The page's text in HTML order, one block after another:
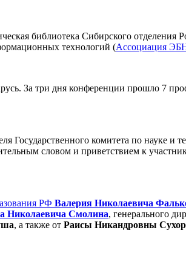
библиотека Сибирского отделения
технологий (Ассоциация
За три дня конференции прошло 7
Государственного комитета по науке и
словом и приветствием к
РФ Валерия Николаевича
Николаевича Смолина, генерального
, а также от Раисы Никандровны